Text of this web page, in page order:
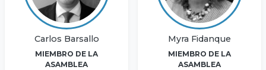
Carlos Barsallo
MIEMBRO DE LA
ASAMBLEA
Myra Fidanque
MIEMBRO DE LA
ASAMBLEA